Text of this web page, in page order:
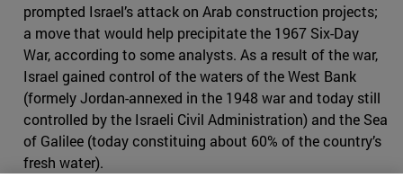
prompted Israel’s attack on Arab construction projects;
a move that would help precipitate the 1967 Six-Day
War, according to some analysts. As a result of the war,
Israel gained control of the waters of the West Bank
(formely Jordan-annexed in the 1948 war and today still
controlled by the Israeli Civil Administration) and the Sea
of Galilee (today constituing about 60% of the country’s
fresh water).